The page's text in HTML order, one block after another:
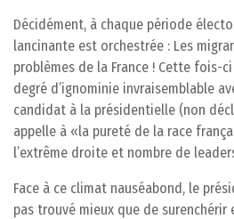
Décidément, à chaque période
lancinante est orchestrée : Les
problèmes de la France ! Cette fois-
degré d’ignominie invraisemblable
candidat à la présidentielle (non
appelle à «la pureté de la race
l’extrême droite et nombre de
Face à ce climat nauséabond, le
pas trouvé mieux que de